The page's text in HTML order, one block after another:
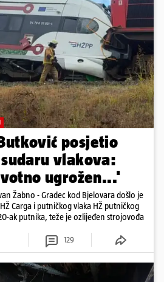
posjetio
vlakova:
ugrožen...'
Žabno - Gradec kod Bjelovara došlo je
Carga i putničkog vlaka HŽ putničkog
ak putnika, teže je ozlijeđen strojovođa
129